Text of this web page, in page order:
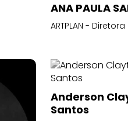
ANA PAULA
ARTPLAN -
Anderson
Santos